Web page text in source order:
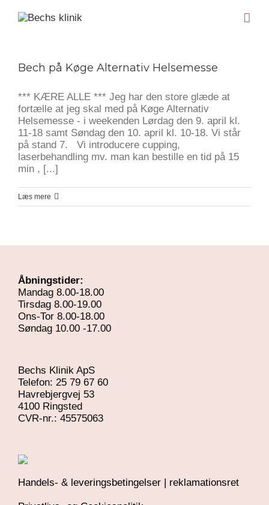
Bech på Køge Alternativ Helsemesse
*** KÆRE ALLE *** Jeg har den store glæde at
fortælle at jeg skal med på Køge Alternativ
Helsemesse - i weekenden Lørdag den 9. april kl.
11-18 samt Søndag den 10. april kl. 10-18. Vi står
på stand 7. Vi introducere cupping,
laserbehandling mv. man kan bestille en tid på 15
min , [...]
Læs mere
Åbningstider:
Mandag 8.00-18.00
Tirsdag 8.00-19.00
Ons-Tor 8.00-18.00
Søndag 10.00 -17.00
Bechs Klinik ApS
Telefon: 25 79 67 60
Havrebjergvej 53
4100 Ringsted
​CVR-nr.: 45575063
Handels- & leveringsbetingelser | reklamationsret